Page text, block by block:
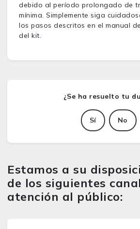
debido al período prolongado de
mínima. Simplemente siga
los pasos descritos en el manual
del kit.
Sí No
Estamos a su
de los siguientes
atención al público: